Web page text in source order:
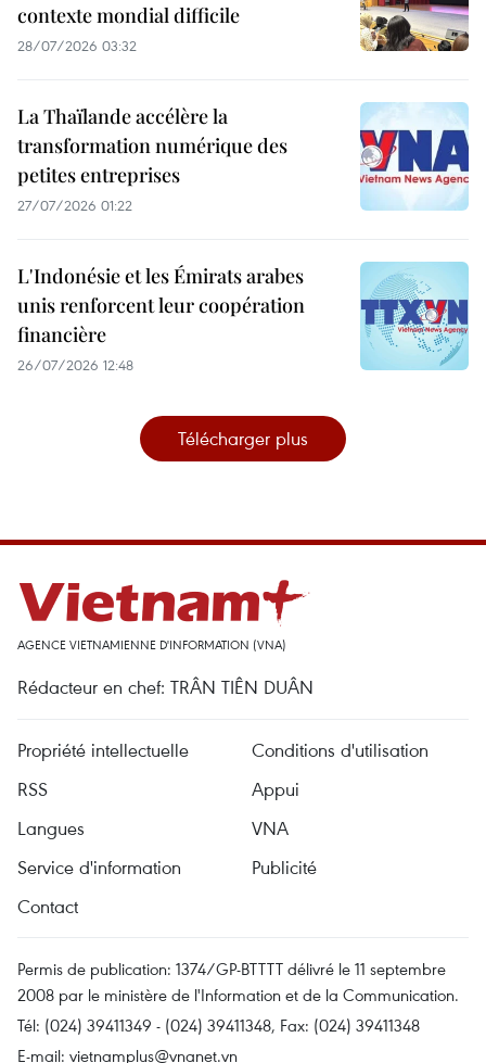
contexte mondial difficile
28/07/2026 03:32
La Thaïlande accélère la
transformation numérique des
petites entreprises
27/07/2026 01:22
L'Indonésie et les Émirats arabes
unis renforcent leur coopération
financière
26/07/2026 12:48
Télécharger plus
AGENCE VIETNAMIENNE D'INFORMATION (VNA)
Rédacteur en chef: TRÂN TIÊN DUÂN
Propriété intellectuelle
Conditions d'utilisation
RSS
Appui
Langues
VNA
Service d'information
Publicité
Contact
Permis de publication: 1374/GP-BTTTT délivré le 11 septembre
2008 par le ministère de l'Information et de la Communication.
Tél: (024) 39411349 - (024) 39411348, Fax: (024) 39411348
E-mail: vietnamplus@vnanet.vn